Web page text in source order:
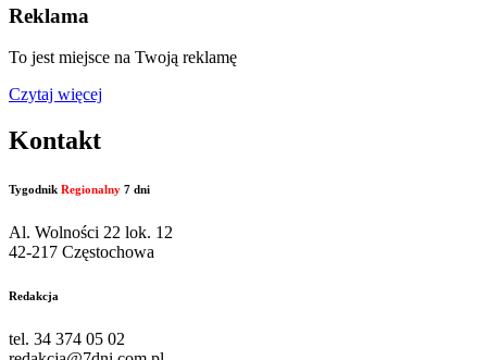
Reklama
To jest miejsce na Twoją reklamę
Czytaj więcej
Kontakt
Tygodnik Regionalny 7 dni
Al. Wolności 22 lok. 12
42-217 Częstochowa
Redakcja
tel. 34 374 05 02